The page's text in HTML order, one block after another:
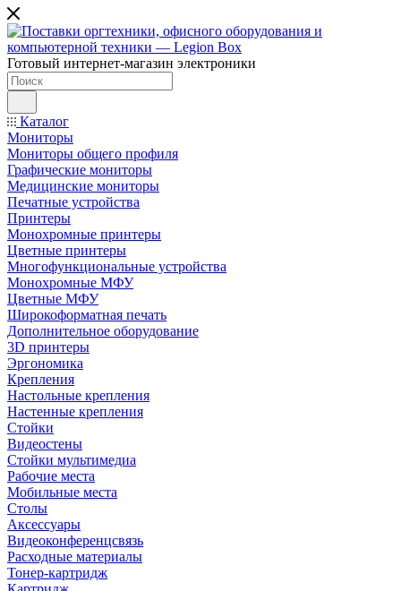
Готовый интернет-магазин электроники
Каталог
Мониторы
Мониторы общего профиля
Графические мониторы
Медицинские мониторы
Печатные устройства
Принтеры
Моноxромныe принтеры
Цвeтныe принтеры
Многофункциональные устройства
Монохромные МФУ
Цветные МФУ
Широкоформатная печать
Дополнительное оборудование
3D принтеры
Эргономика
Крепления
Настольные крепления
Настенные крепления
Стойки
Видеостены
Стойки мультимедиа
Рабочие места
Мобильные места
Столы
Аксессуары
Видеоконференцсвязь
Расходные материалы
Тонер-картридж